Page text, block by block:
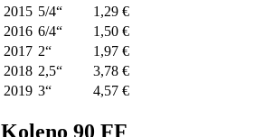
2015 5/4“
1,29 €
2016 6/4“
1,50 €
2017 2“
1,97 €
2018 2,5“
3,78 €
2019 3“ 4,57 €
Koleno 90 FF